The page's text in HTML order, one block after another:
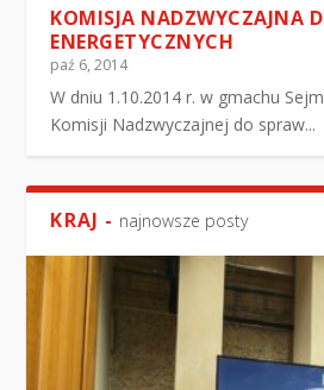
KOMISJA NADZWYCZAJNA
ENERGETYCZNYCH
paź 6, 2014
W dniu 1.10.2014 r. w gmachu
Komisji Nadzwyczajnej do spraw...
KRAJ - najnowsze posty